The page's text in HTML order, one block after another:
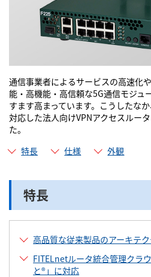
通信事業者によるサービスの高速化
能・高機能・高信頼な5G通信モジュ
すます高まっています。こうしたな
対応した法人向けVPNアクセスルー
た。
特長
仕様 外観
特長
高品質な従来製品のアーキテ
FITELnetルータ統合管理クラ
と®」に対応